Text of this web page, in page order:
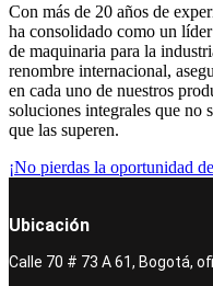
Con más de 20 años de
ha consolidado como un
de maquinaria para la
renombre internacional,
en cada uno de nuestros
soluciones integrales que no
que las superen.
¡No pierdas la oportunidad
Ubicación
Calle 70 # 73 A 61, Bogotá,